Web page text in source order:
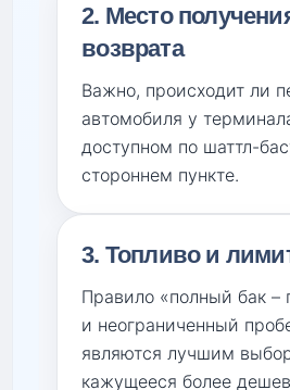
2. Место
возврата
Важно, происходит ли
автомобиля у
доступном по шаттл-
стороннем пункте.
3. Топливо и
Правило «полный бак –
и неограниченный
являются лучшим
кажущееся более